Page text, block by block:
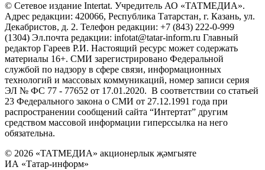
© Сетевое издание Intertat. Учредитель АО «ТАТМЕДИА».
Адрес редакции: 420066, Республика Татарстан, г. Казань, ул.
Декабристов, д. 2. Телефон редакции: +7 (843) 222-0-999
(1304) Эл.почта редакции: infotat@tatar-inform.ru Главный
редактор Гареев Р.И. Настоящий ресурс может содержать
материалы 16+. СМИ зарегистрировано Федеральной
службой по надзору в сфере связи, информационных
технологий и массовых коммуникаций, номер записи серия
ЭЛ № ФС 77 - 77652 от 17.01.2020. В соответствии со статьей
23 Федерального закона о СМИ от 27.12.1991 года при
распространении сообщений сайта “Интертат” другим
средством массовой информации гиперссылка на него
обязательна.
© 2026 «ТАТМЕДИА» акционерлык җәмгыяте
ИА «Татар-информ»